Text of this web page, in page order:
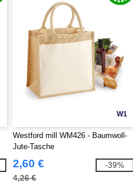
W1
Westford mill WM426 - Baumwoll-
Jute-Tasche
2,60 €
4,26 €
-39%